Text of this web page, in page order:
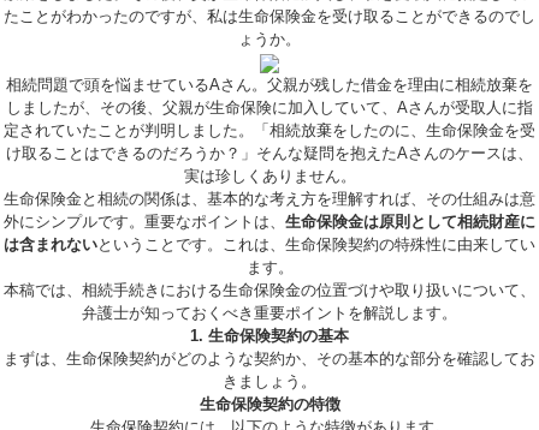
たことがわかったのですが、私は生命保険金を受け取ることができるのでし
ょうか。
相続問題で頭を悩ませているAさん。父親が残した借金を理由に相続放棄を
しましたが、その後、父親が生命保険に加入していて、Aさんが受取人に指
定されていたことが判明しました。「相続放棄をしたのに、生命保険金を受
け取ることはできるのだろうか？」そんな疑問を抱えたAさんのケースは、
実は珍しくありません。
生命保険金と相続の関係は、基本的な考え方を理解すれば、その仕組みは意
外にシンプルです。重要なポイントは、 生命保険金は原則として相続財産に
は含まれないということです。これは、生命保険契約の特殊性に由来してい
ます。
本稿では、相続手続きにおける生命保険金の位置づけや取り扱いについて、
弁護士が知っておくべき重要ポイントを解説します。
1. 生命保険契約の基本
まずは、生命保険契約がどのような契約か、その基本的な部分を確認してお
きましょう。
生命保険契約の特徴